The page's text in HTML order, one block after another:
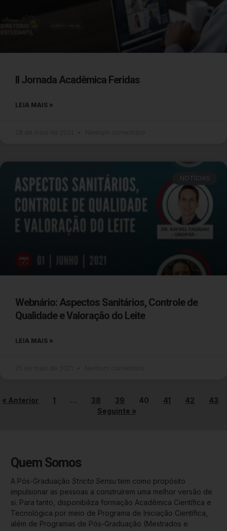
II Jornada Acadêmica Feridas
LEIA MAIS »
NOTÍCIAS
Webnário: Aspectos Sanitários, Controle de
Qualidade e Valoração do Leite
LEIA MAIS »
« Anterior 1 … 38 39 40 41 42
43
Seguinte »
Quem Somos
A Pós-Graduação Stricto Sensu tem como propósito
impulsionar as pessoas a construírem uma melhor versão de
si. Para tanto, disponibiliza formação Acadêmica Científica e
Tecnológica por meio de Programa de Iniciação Científica,
além de Programas de Pós-Graduação (Mestrados e